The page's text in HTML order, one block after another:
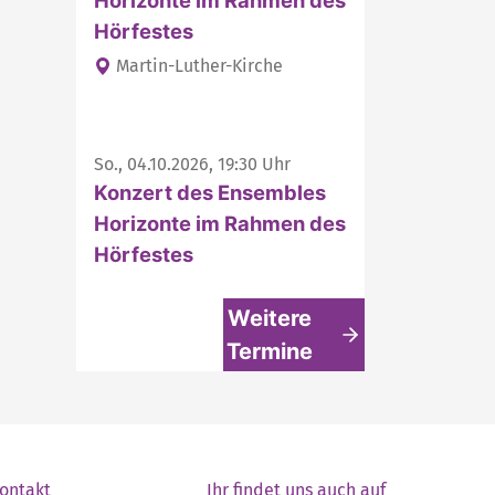
Hörfestes
Martin-Luther-Kirche
So., 04.10.2026, 19:30 Uhr
Konzert des Ensembles
Horizonte im Rahmen des
Hörfestes
Weitere
Termine
Ihr findet uns auch auf